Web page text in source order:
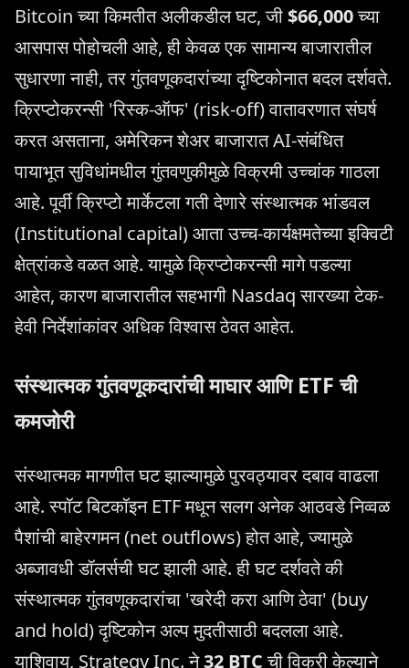
Bitcoin च्या किमतीत अलीकडील घट, जी$66,000च्या
आसपास पोहोचली आहे, ही केवळ एक सामान्य बाजारातील
सुधारणा नाही, तर गुंतवणूकदारांच्या दृष्टिकोनात बदल दर्शवते.
क्रिप्टोकरन्सी 'रिस्क-ऑफ' (risk-off) वातावरणात संघर्ष
करत असताना, अमेरिकन शेअर बाजारात AI-संबंधित
पायाभूत सुविधांमधील गुंतवणुकीमुळे विक्रमी उच्चांक गाठला
आहे. पूर्वी क्रिप्टो मार्केटला गती देणारे संस्थात्मक भांडवल
(Institutional capital) आता उच्च-कार्यक्षमतेच्या इक्विटी
क्षेत्रांकडे वळत आहे. यामुळे क्रिप्टोकरन्सी मागे पडल्या
आहेत, कारण बाजारातील सहभागी Nasdaq सारख्या टेक-
हेवी निर्देशांकांवर अधिक विश्वास ठेवत आहेत.
संस्थात्मक गुंतवणूकदारांची माघार आणि ETF ची
कमजोरी
संस्थात्मक मागणीत घट झाल्यामुळे पुरवठ्यावर दबाव वाढला
आहे. स्पॉट बिटकॉइन ETF मधून सलग अनेक आठवडे निव्वळ
पैशांची बाहेरगमन (net outflows) होत आहे, ज्यामुळे
अब्जावधी डॉलर्सची घट झाली आहे. ही घट दर्शवते की
संस्थात्मक गुंतवणूकदारांचा 'खरेदी करा आणि ठेवा' (buy
and hold) दृष्टिकोन अल्प मुदतीसाठी बदलला आहे.
याशिवाय, Strategy Inc. ने32 BTCची विक्री केल्याने